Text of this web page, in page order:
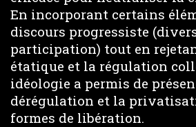
En incorporant certains
discours progressiste
participation) tout en
étatique et la régulation
idéologie a permis de
dérégulation et la
formes de libération.